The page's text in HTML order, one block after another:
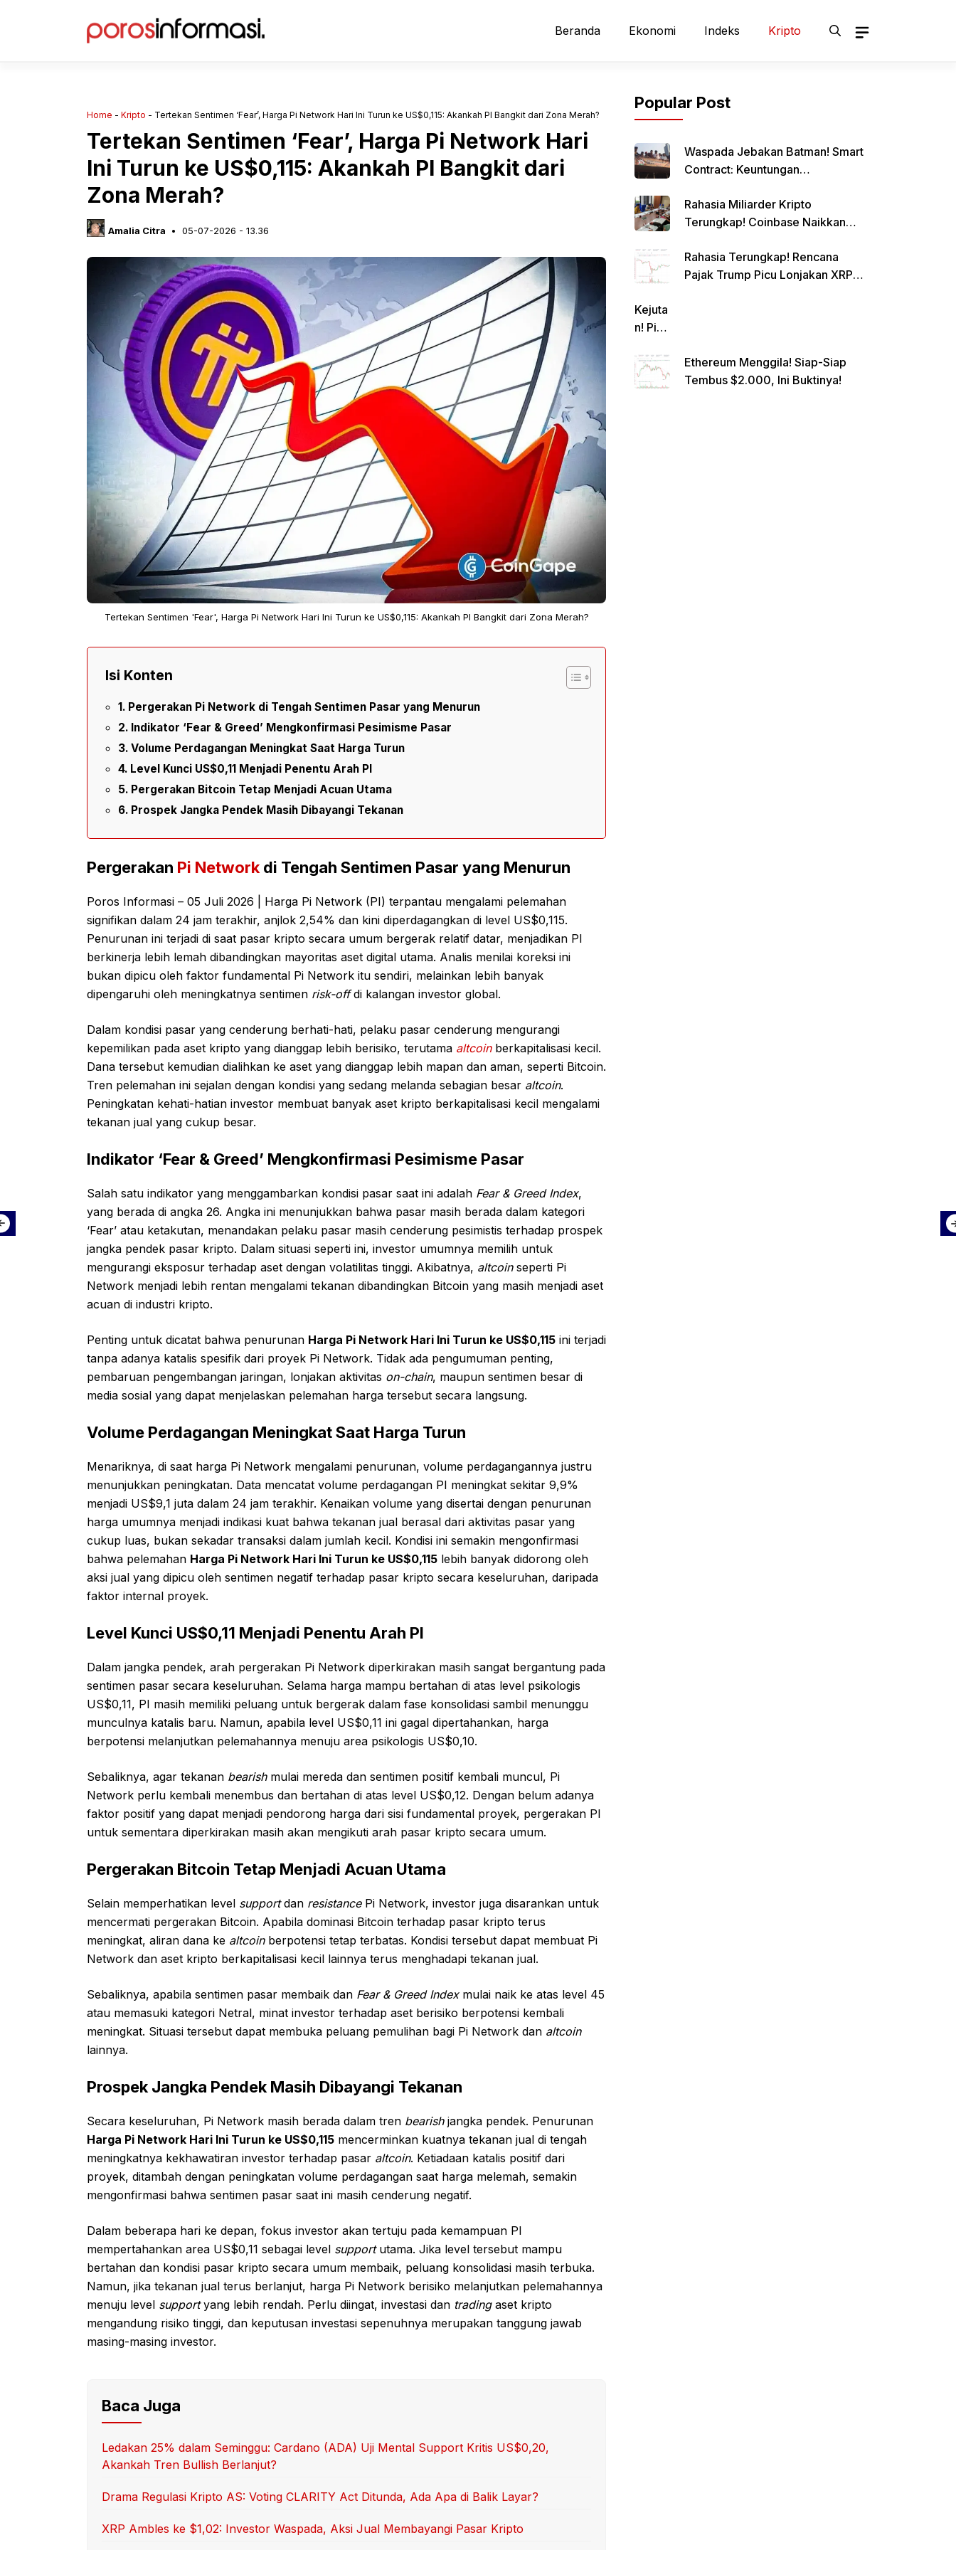
Beranda Ekonomi Indeks Kripto
Home - Kripto - Tertekan Sentimen ‘Fear’, Harga Pi Network Hari Ini Turun ke US$0,115: Akankah PI Bangkit dari Zona Merah?
Tertekan Sentimen ‘Fear’, Harga Pi Network Hari
Ini Turun ke US$0,115: Akankah PI Bangkit dari
Zona Merah?
Amalia Citra 05-07-2026 - 13.36
Tertekan Sentimen 'Fear', Harga Pi Network Hari Ini Turun ke US$0,115: Akankah PI Bangkit dari Zona Merah?
Isi Konten
Pergerakan Pi Network di Tengah Sentimen Pasar yang Menurun
Indikator ‘Fear & Greed’ Mengkonfirmasi Pesimisme Pasar
Volume Perdagangan Meningkat Saat Harga Turun
Level Kunci US$0,11 Menjadi Penentu Arah PI
Pergerakan Bitcoin Tetap Menjadi Acuan Utama
Prospek Jangka Pendek Masih Dibayangi Tekanan
Pergerakan Pi Network di Tengah Sentimen Pasar yang Menurun
Poros Informasi – 05 Juli 2026 | Harga Pi Network (PI) terpantau mengalami pelemahan
signifikan dalam 24 jam terakhir, anjlok 2,54% dan kini diperdagangkan di level US$0,115.
Penurunan ini terjadi di saat pasar kripto secara umum bergerak relatif datar, menjadikan PI
berkinerja lebih lemah dibandingkan mayoritas aset digital utama. Analis menilai koreksi ini
bukan dipicu oleh faktor fundamental Pi Network itu sendiri, melainkan lebih banyak
dipengaruhi oleh meningkatnya sentimen risk-offdi kalangan investor global.
Dalam kondisi pasar yang cenderung berhati-hati, pelaku pasar cenderung mengurangi
kepemilikan pada aset kripto yang dianggap lebih berisiko, terutama altcoinberkapitalisasi kecil.
Dana tersebut kemudian dialihkan ke aset yang dianggap lebih mapan dan aman, seperti Bitcoin.
Tren pelemahan ini sejalan dengan kondisi yang sedang melanda sebagian besar altcoin.
Peningkatan kehati-hatian investor membuat banyak aset kripto berkapitalisasi kecil mengalami
tekanan jual yang cukup besar.
Indikator ‘Fear & Greed’ Mengkonfirmasi Pesimisme Pasar
Salah satu indikator yang menggambarkan kondisi pasar saat ini adalah Fear & Greed Index,
yang berada di angka 26. Angka ini menunjukkan bahwa pasar masih berada dalam kategori
‘Fear’ atau ketakutan, menandakan pelaku pasar masih cenderung pesimistis terhadap prospek
jangka pendek pasar kripto. Dalam situasi seperti ini, investor umumnya memilih untuk
mengurangi eksposur terhadap aset dengan volatilitas tinggi. Akibatnya, altcoinseperti Pi
Network menjadi lebih rentan mengalami tekanan dibandingkan Bitcoin yang masih menjadi aset
acuan di industri kripto.
Penting untuk dicatat bahwa penurunan Harga Pi Network Hari Ini Turun ke US$0,115 ini terjadi
tanpa adanya katalis spesifik dari proyek Pi Network. Tidak ada pengumuman penting,
pembaruan pengembangan jaringan, lonjakan aktivitas on-chain, maupun sentimen besar di
media sosial yang dapat menjelaskan pelemahan harga tersebut secara langsung.
Volume Perdagangan Meningkat Saat Harga Turun
Menariknya, di saat harga Pi Network mengalami penurunan, volume perdagangannya justru
menunjukkan peningkatan. Data mencatat volume perdagangan PI meningkat sekitar 9,9%
menjadi US$9,1 juta dalam 24 jam terakhir. Kenaikan volume yang disertai dengan penurunan
harga umumnya menjadi indikasi kuat bahwa tekanan jual berasal dari aktivitas pasar yang
cukup luas, bukan sekadar transaksi dalam jumlah kecil. Kondisi ini semakin mengonfirmasi
bahwa pelemahan Harga Pi Network Hari Ini Turun ke US$0,115 lebih banyak didorong oleh
aksi jual yang dipicu oleh sentimen negatif terhadap pasar kripto secara keseluruhan, daripada
faktor internal proyek.
Level Kunci US$0,11 Menjadi Penentu Arah PI
Dalam jangka pendek, arah pergerakan Pi Network diperkirakan masih sangat bergantung pada
sentimen pasar secara keseluruhan. Selama harga mampu bertahan di atas level psikologis
US$0,11, PI masih memiliki peluang untuk bergerak dalam fase konsolidasi sambil menunggu
munculnya katalis baru. Namun, apabila level US$0,11 ini gagal dipertahankan, harga
berpotensi melanjutkan pelemahannya menuju area psikologis US$0,10.
Sebaliknya, agar tekanan bearishmulai mereda dan sentimen positif kembali muncul, Pi
Network perlu kembali menembus dan bertahan di atas level US$0,12. Dengan belum adanya
faktor positif yang dapat menjadi pendorong harga dari sisi fundamental proyek, pergerakan PI
untuk sementara diperkirakan masih akan mengikuti arah pasar kripto secara umum.
Pergerakan Bitcoin Tetap Menjadi Acuan Utama
Selain memperhatikan level supportdan resistancePi Network, investor juga disarankan untuk
mencermati pergerakan Bitcoin. Apabila dominasi Bitcoin terhadap pasar kripto terus
meningkat, aliran dana ke altcoinberpotensi tetap terbatas. Kondisi tersebut dapat membuat Pi
Network dan aset kripto berkapitalisasi kecil lainnya terus menghadapi tekanan jual.
Sebaliknya, apabila sentimen pasar membaik dan Fear & Greed Indexmulai naik ke atas level 45
atau memasuki kategori Netral, minat investor terhadap aset berisiko berpotensi kembali
meningkat. Situasi tersebut dapat membuka peluang pemulihan bagi Pi Network dan altcoin
lainnya.
Prospek Jangka Pendek Masih Dibayangi Tekanan
Secara keseluruhan, Pi Network masih berada dalam tren bearishjangka pendek. Penurunan
Harga Pi Network Hari Ini Turun ke US$0,115 mencerminkan kuatnya tekanan jual di tengah
meningkatnya kekhawatiran investor terhadap pasar altcoin. Ketiadaan katalis positif dari
proyek, ditambah dengan peningkatan volume perdagangan saat harga melemah, semakin
mengonfirmasi bahwa sentimen pasar saat ini masih cenderung negatif.
Dalam beberapa hari ke depan, fokus investor akan tertuju pada kemampuan PI
mempertahankan area US$0,11 sebagai level supportutama. Jika level tersebut mampu
bertahan dan kondisi pasar kripto secara umum membaik, peluang konsolidasi masih terbuka.
Namun, jika tekanan jual terus berlanjut, harga Pi Network berisiko melanjutkan pelemahannya
menuju level supportyang lebih rendah. Perlu diingat, investasi dan tradingaset kripto
mengandung risiko tinggi, dan keputusan investasi sepenuhnya merupakan tanggung jawab
masing-masing investor.
Baca Juga
Ledakan 25% dalam Seminggu: Cardano (ADA) Uji Mental Support Kritis US$0,20,
Akankah Tren Bullish Berlanjut?
Drama Regulasi Kripto AS: Voting CLARITY Act Ditunda, Ada Apa di Balik Layar?
XRP Ambles ke $1,02: Investor Waspada, Aksi Jual Membayangi Pasar Kripto
Popular Post
Waspada Jebakan Batman! Smart
Contract: Keuntungan
Rahasia Miliarder Kripto
Terungkap! Coinbase Naikkan
Juta!
Rahasia Terungkap! Rencana
Pajak Trump Picu Lonjakan XRP
Kejuta
n! Pi
rk
Gande
Ethereum Menggila! Siap-Siap
Tembus $2.000, Ini Buktinya!